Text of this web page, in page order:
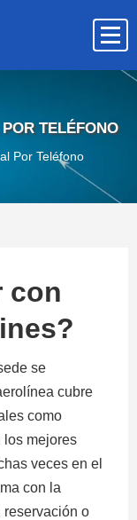
TELÉFONO
Por Teléfono
con
se
cubre
como
los mejores
veces en el
con la
reservación o